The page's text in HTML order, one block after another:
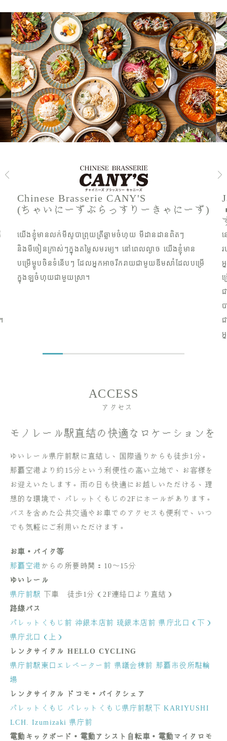
Chinese Brasserie CANY'S
(ちゃいにーずぶらっすりーきゃにーず)
យើងខ្ញុំមានលក់មីសូបាព្រុយត្រីឆ្លាមចំហុយ មីដានដានពិតៗ
និងមីចៀនក្រាស់ៗក្នុងតម្លៃសមរម្យ។ នៅពេលល្ងាច យើងខ្ញុំមាន
បម្រើម្ហូបចិនទំនើបៗ ដែលអ្នកអាចរីករាយជាមួយឌីមសាំដែលបម្រើ
ក្នុងឡចំហុយជាមួយស្រា។
អ្
ACCESS
アクセス
モノレール駅直結の快適なロケーションを
ゆいレール県庁前駅に直結し、国際通りからも徒歩1分。
那覇空港より約15分という利便性の高い立地で、お客様を
お迎えいたします。雨の日も快適にお越しいただける、理
想的な環境で、パレットくもじの2Fにホールがあります。
バスを含めた公共交通やお車でのアクセスも便利で、いつ
でも気軽にご利用いただけます。
お車・バイク等
那覇空港 からの所要時間：10〜15分
ゆいレール
県庁前駅
下車 徒歩1分（2F連絡口より直結）
路線バス
パレットくもじ前 沖銀本店前 琉銀本店前 県庁北口（下）
県庁北口（上）
レンタサイクル HELLO CYCLING
県庁前駅東口エレベーター前 県議会棟前 那覇市役所駐輪
場
レンタサイクル ドコモ・バイクシェア
パレットくもじ
パレットくもじ県庁前駅下 KARIYUSHI
LCH. Izumizaki 県庁前
電動キックボード・電動アシスト自転車・電動マイクロモ